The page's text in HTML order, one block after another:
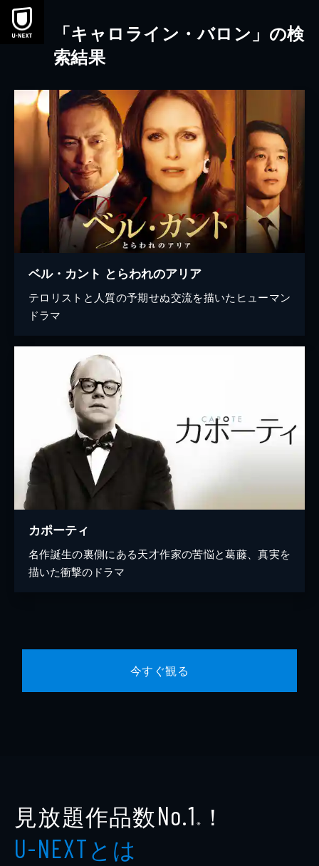
本文へスキップ
「キャロライン・バロン」の検
索結果
ベル・カント とらわれのアリア
テロリストと人質の予期せぬ交流を描いたヒューマン
ドラマ
カポーティ
名作誕生の裏側にある天才作家の苦悩と葛藤、真実を
描いた衝撃のドラマ
今すぐ観る
見放題作品数No.1 ※ ！
U-NEXTとは